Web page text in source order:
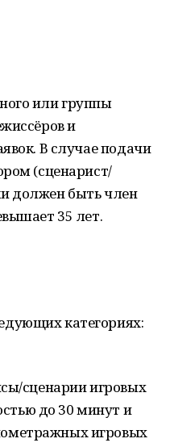
или группы
и
В случае подачи
(сценарист/
должен быть член
35 лет.
категориях:
сценарии игровых
до 30 минут и
игровых